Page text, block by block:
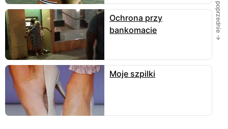
Ochrona przy
bankomacie
Moje szpilki
poprzednie →